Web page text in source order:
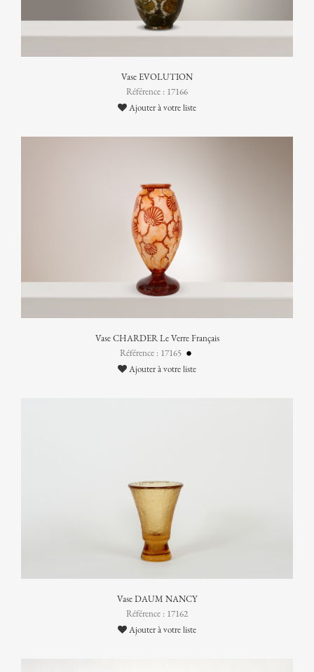
Vase EVOLUTION
Référence : 17166
Ajouter à votre liste
Vase CHARDER Le Verre Français
Référence : 17165
Ajouter à votre liste
Vase DAUM NANCY
Référence : 17162
Ajouter à votre liste